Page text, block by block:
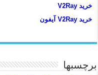
خرید V2Ray
خرید V2Ray آیفون
برچسبها